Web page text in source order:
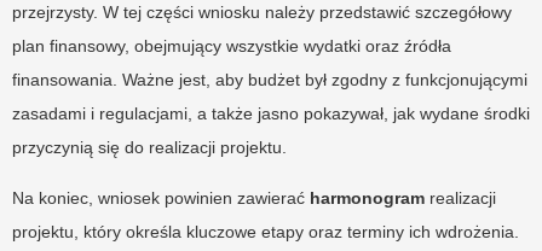
przejrzysty. W tej części wniosku należy przedstawić szczegółowy
plan finansowy, obejmujący wszystkie wydatki oraz źródła
finansowania. Ważne jest, aby budżet był zgodny z funkcjonującymi
zasadami i regulacjami, a także jasno pokazywał, jak wydane środki
przyczynią się do realizacji projektu.
Na koniec, wniosek powinien zawierać harmonogram realizacji
projektu, który określa kluczowe etapy oraz terminy ich wdrożenia.